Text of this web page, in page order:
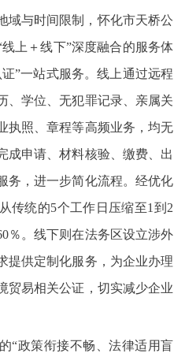
域与时间限制，怀化市天桥公
上＋线下”深度融合的服务体
”一站式服务。线上通过远程
、学位、无犯罪记录、亲属关
执照、章程等高频业务，均无
成申请、材料核验、缴费、出
务，进一步简化流程。经优化
传统的5个工作日压缩至1到2
％。线下则在法务区设立涉外
提供定制化服务，为企业办理
贸易相关公证，切实减少企业
“政策衔接不畅、法律适用盲